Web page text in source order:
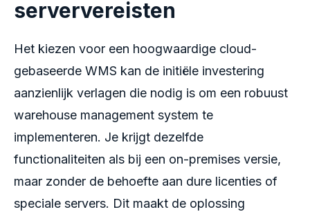
serververeisten
Het kiezen voor een hoogwaardige cloud-
gebaseerde WMS kan de initiële investering
aanzienlijk verlagen die nodig is om een robuust
warehouse management system te
implementeren. Je krijgt dezelfde
functionaliteiten als bij een on-premises versie,
maar zonder de behoefte aan dure licenties of
speciale servers. Dit maakt de oplossing